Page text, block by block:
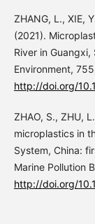
ZHANG, L., XIE,
(2021).
River in
Environment,
http://doi.org/
ZHAO, S., ZHU,
microplastics in
System, China:
Marine Pollution
http://doi.org/